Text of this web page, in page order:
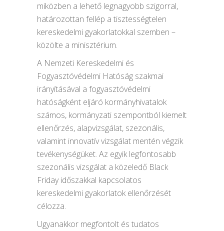
miközben a lehető legnagyobb szigorral,
határozottan fellép a tisztességtelen
kereskedelmi gyakorlatokkal szemben –
közölte a minisztérium.
A Nemzeti Kereskedelmi és
Fogyasztóvédelmi Hatóság szakmai
irányításával a fogyasztóvédelmi
hatóságként eljáró kormányhivatalok
számos, kormányzati szempontból kiemelt
ellenőrzés, alapvizsgálat, szezonális,
valamint innovatív vizsgálat mentén végzik
tevékenységüket. Az egyik legfontosabb
szezonális vizsgálat a közeledő Black
Friday időszakkal kapcsolatos
kereskedelmi gyakorlatok ellenőrzését
célozza.
Ugyanakkor megfontolt és tudatos